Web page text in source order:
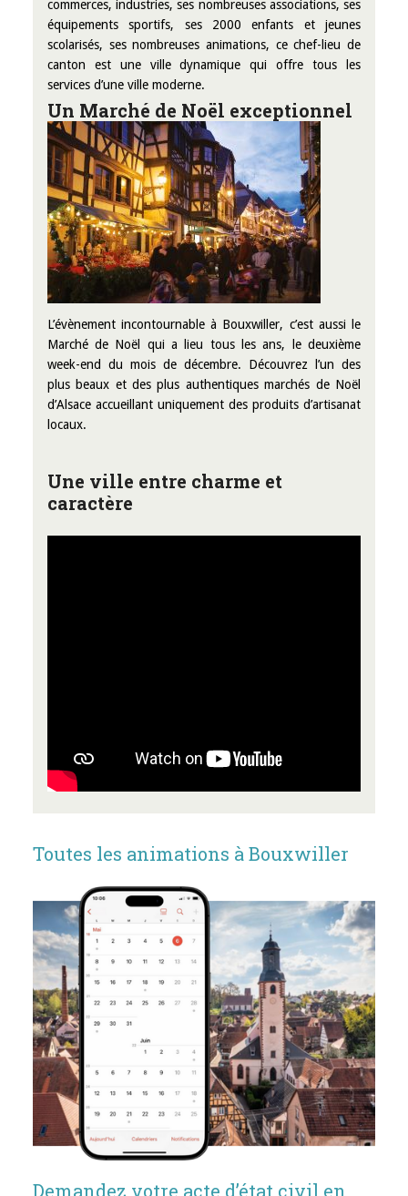
commerces, industries, ses nombreuses associations, ses
équipements sportifs, ses 2000 enfants et jeunes
scolarisés, ses nombreuses animations, ce chef-lieu de
canton est une ville dynamique qui offre tous les
services d’une ville moderne.
Un Marché de Noël exceptionnel
L’évènement incontournable à Bouxwiller, c’est aussi le
Marché de Noël qui a lieu tous les ans, le deuxième
week-end du mois de décembre. Découvrez l’un des
plus beaux et des plus authentiques marchés de Noël
d’Alsace accueillant uniquement des produits d’artisanat
locaux.
Une ville entre charme et
caractère
Toutes les animations à Bouxwiller
Demandez votre acte d’état civil en